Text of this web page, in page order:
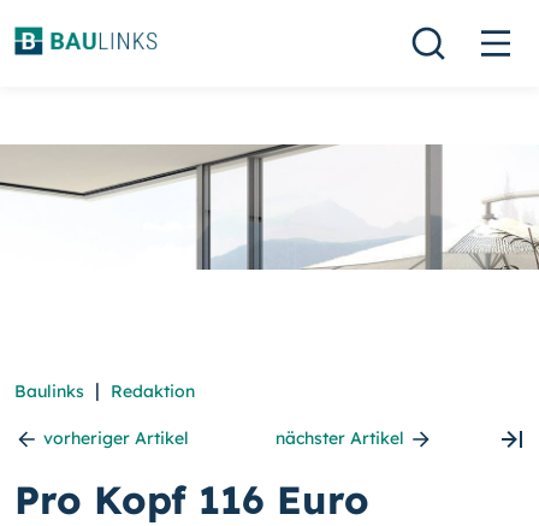
Baulinks | Redaktion
vorheriger Artikel nächster Artikel
Pro Kopf 116 Euro